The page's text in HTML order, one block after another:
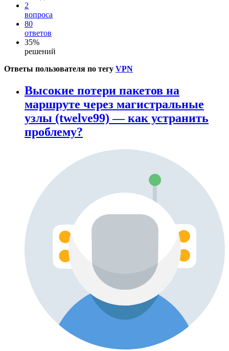
2
вопроса
80
ответов
35%
решений
Ответы пользователя по тегу VPN
Высокие потери пакетов на
маршруте через магистральные
узлы (twelve99) — как устранить
проблему?